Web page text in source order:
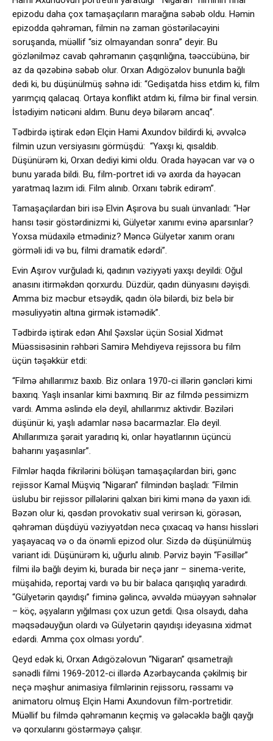
epizodu daha çox tamaşaçıların marağına səbəb oldu. Həmin
epizodda qəhrəman, filmin nə zaman göstəriləcəyini
soruşanda, müəllif “siz olmayandan sonra” deyir. Bu
gözlənilməz cavab qəhrəmanın çaşqınlığına, təəccübünə, bir
az da qəzəbinə səbəb olur. Orxan Adıgözəlov bununla bağlı
dedi ki, bu düşünülmüş səhnə idi: “Gedişatda hiss etdim ki, film
yarımçıq qalacaq. Ortaya konflikt atdım ki, filmə bir final versin.
İstədiyim nəticəni aldım. Bunu deyə bilərəm ancaq”.
Tədbirdə iştirak edən Elçin Hami Axundov bildirdi ki, əvvəlcə
filmin uzun versiyasını görmüşdü: “Yaxşı ki, qısaldıb.
Düşünürəm ki, Orxan dediyi kimi oldu. Orada həyəcan var və o
bunu yarada bildi. Bu, film-portret idi və axırda da həyəcan
yaratmaq lazım idi. Film alınıb. Orxanı təbrik edirəm”.
Tamaşaçılardan biri isə Elvin Aşırova bu sualı ünvanladı: “Hər
hansı təsir göstərdinizmi ki, Gülyetər xanımı evinə aparsınlar?
Yoxsa müdaxilə etmədiniz? Məncə Gülyetər xanım oranı
görməli idi və bu, filmi dramatik edərdi”.
Evin Aşırov vurğuladı ki, qadının vəziyyəti yaxşı deyildi: Oğul
anasını itirməkdən qorxurdu. Düzdür, qadın dünyasını dəyişdi.
Amma biz məcbur etsəydik, qadın ölə bilərdi, biz belə bir
məsuliyyətin altına girmək istəmədik”.
Tədbirdə iştirak edən Ahıl Şəxslər üçün Sosial Xidmət
Müəssisəsinin rəhbəri Samirə Mehdiyeva rejissora bu film
üçün təşəkkür etdi:
“Filmə ahıllarımız baxıb. Biz onlara 1970-ci illərin gəncləri kimi
baxırıq. Yaşlı insanlar kimi baxmırıq. Bir az filmdə pessimizm
vardı. Amma əslində elə deyil, ahıllarımız aktivdir. Bəziləri
düşünür ki, yaşlı adamlar nəsə bacarmazlar. Elə deyil.
Ahıllarımıza şərait yaradırıq ki, onlar həyatlarının üçüncü
baharını yaşasınlar”.
Filmlər haqda fikrilərini bölüşən tamaşaçılardan biri, gənc
rejissor Kamal Müşviq “Nigaran” filmindən başladı: “Filmin
üslubu bir rejissor pillələrini qalxan biri kimi mənə də yaxın idi.
Bəzən olur ki, qəsdən provokativ sual verirsən ki, görəsən,
qəhrəman düşdüyü vəziyyətdən necə çıxacaq və hansı hissləri
yaşayacaq və o da önəmli epizod olur. Sizdə də düşünülmüş
variant idi. Düşünürəm ki, uğurlu alınıb. Pərviz bəyin “Fəsillər”
filmi ilə bağlı deyim ki, burada bir neçə janr – sinema-verite,
müşahidə, reportaj vardı və bu bir balaca qarışıqlıq yaradırdı.
“Gülyetərin qayıdışı” fiminə gəlincə, əvvəldə müəyyən səhnələr
– köç, əşyaların yığılması çox uzun getdi. Qısa olsaydı, daha
məqsədəuyğun olardı və Gülyetərin qayıdışı ideyasına xidmət
edərdi. Amma çox olması yordu”.
Qeyd edək ki, Orxan Adıgözəlovun “Nigaran” qısametrajlı
sənədli filmi 1969-2012-ci illərdə Azərbaycanda çəkilmiş bir
neçə məşhur animasiya filmlərinin rejissoru, rəssamı və
animatoru olmuş Elçin Hami Axundovun film-portretidir.
Müəllif bu filmdə qəhrəmanın keçmiş və gələcəklə bağlı qayğı
və qorxularını göstərməyə çalışır.